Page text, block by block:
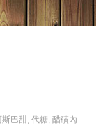
斯巴甜, 代糖, 醋磺內